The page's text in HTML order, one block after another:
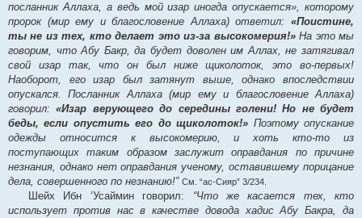
посланник Аллаха, а ведь мой изар иногда опускается», которому
пророк (мир ему и благословение Аллаха) ответил: «Поистине,
ты не из тех, кто делает это из-за высокомерия!»На это мы
говорим, что Абу Бакр, да будет доволен им Аллах, не затягивал
свой изар так, что он был ниже щиколоток, это во-первых!
Наоборот, его изар был затянут выше, однако впоследствии
опускался. Посланник Аллаха (мир ему и благословение Аллаха)
говорил:«Изар верующего до середины голени! Но не будет
беды, если опустить его до щиколоток!» Поэтому опускание
одежды относится к высокомерию, и хоть кто-то из
поступающих таким образом заслужит оправдания по причине
незнания, однако нет оправдания ученому, оставившему порицание
дела, совершенного по незнанию!” См. “ас-Сияр” 3/234.
Шейх Ибн ‘Усаймин говорил: “Что же касается тех, кто
использует против нас в качестве довода хадис Абу Бакра, да